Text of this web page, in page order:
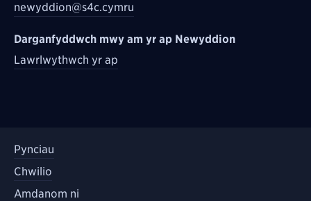
newyddion@s4c.cymru
Darganfyddwch mwy am yr ap Newyddion
Lawrlwythwch yr ap
Pynciau
Chwilio
Amdanom ni